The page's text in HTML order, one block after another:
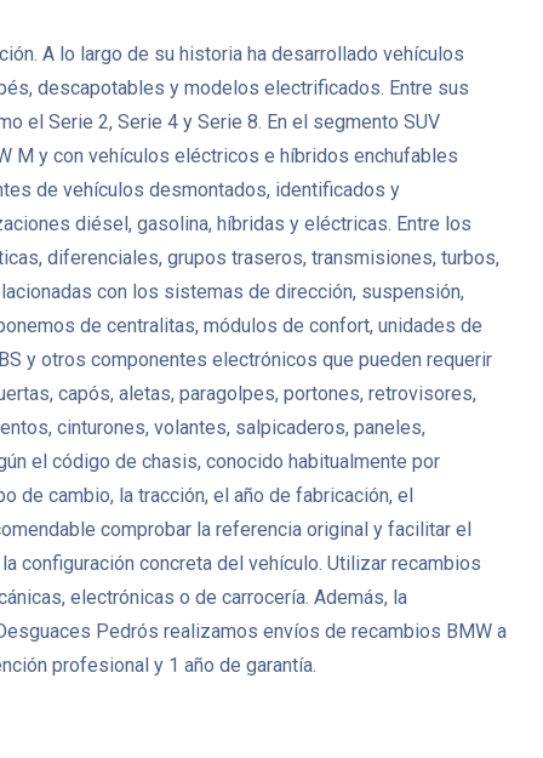
A lo largo de su historia ha desarrollado vehículos
descapotables y modelos electrificados. Entre sus
el Serie 2, Serie 4 y Serie 8. En el segmento SUV
M y con vehículos eléctricos e híbridos enchufables
de vehículos desmontados, identificados y
diésel, gasolina, híbridas y eléctricas. Entre los
diferenciales, grupos traseros, transmisiones, turbos,
con los sistemas de dirección, suspensión,
de centralitas, módulos de confort, unidades de
y otros componentes electrónicos que pueden requerir
capós, aletas, paragolpes, portones, retrovisores,
cinturones, volantes, salpicaderos, paneles,
el código de chasis, conocido habitualmente por
de cambio, la tracción, el año de fabricación, el
comprobar la referencia original y facilitar el
configuración concreta del vehículo. Utilizar recambios
electrónicas o de carrocería. Además, la
Pedrós realizamos envíos de recambios BMW a
profesional y 1 año de garantía.